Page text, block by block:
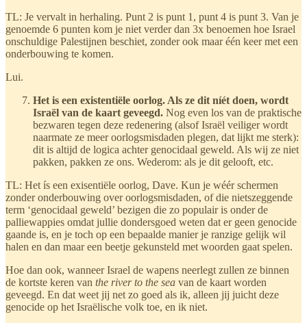
TL: Je vervalt in herhaling. Punt 2 is punt 1, punt 4 is punt 3. Van je
genoemde 6 punten kom je niet verder dan 3x benoemen hoe Israel
onschuldige Palestijnen beschiet, zonder ook maar één keer met een
onderbouwing te komen.
Lui.
Het is een existentiële oorlog. Als ze dit níét doen, wordt
Israël van de kaart geveegd. Nog even los van de praktische
bezwaren tegen deze redenering (alsof Israël veiliger wordt
naarmate ze meer oorlogsmisdaden plegen, dat lijkt me sterk):
dit is altijd de logica achter genocidaal geweld. Als wij ze niet
pakken, pakken ze ons. Wederom: als je dit gelooft, etc.
TL: Het ís een exisentiële oorlog, Dave. Kun je wéér schermen
zonder onderbouwing over oorlogsmisdaden, of die nietszeggende
term ‘genocidaal geweld’ bezigen die zo populair is onder de
palliewappies omdat jullie dondersgoed weten dat er geen genocide
gaande is, en je toch op een bepaalde manier je ranzige gelijk wil
halen en dan maar een beetje gekunsteld met woorden gaat spelen.
Hoe dan ook, wanneer Israel de wapens neerlegt zullen ze binnen
de kortste keren van the river to the sea van de kaart worden
geveegd. En dat weet jij net zo goed als ik, alleen jij juicht deze
genocide op het Israëlische volk toe, en ik niet.